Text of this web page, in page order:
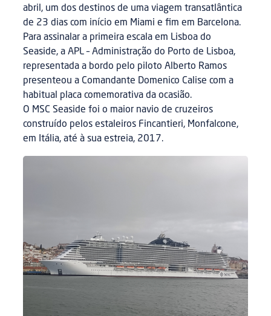
abril, um dos destinos de uma viagem transatlântica
de 23 dias com início em Miami e fim em Barcelona.
Para assinalar a primeira escala em Lisboa do
Seaside, a APL – Administração do Porto de Lisboa,
representada a bordo pelo piloto Alberto Ramos
presenteou a Comandante Domenico Calise com a
habitual placa comemorativa da ocasião.
O MSC Seaside foi o maior navio de cruzeiros
construído pelos estaleiros Fincantieri, Monfalcone,
em Itália, até à sua estreia, 2017.